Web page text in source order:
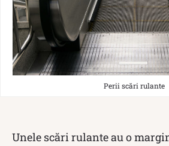
Perii scări rulante
Unele scări rulante au o